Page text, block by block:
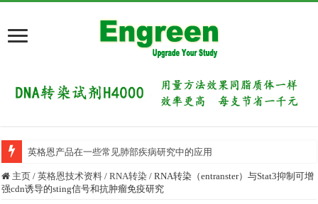
英格恩产品在一些常见肺部疾病研究中的应用
主页 / 英格恩技术资料 / RNA转染 / RNA转染（entranster）与Stat3抑制可增
强cdn诱导的sting信号和抗肿瘤免疫研究